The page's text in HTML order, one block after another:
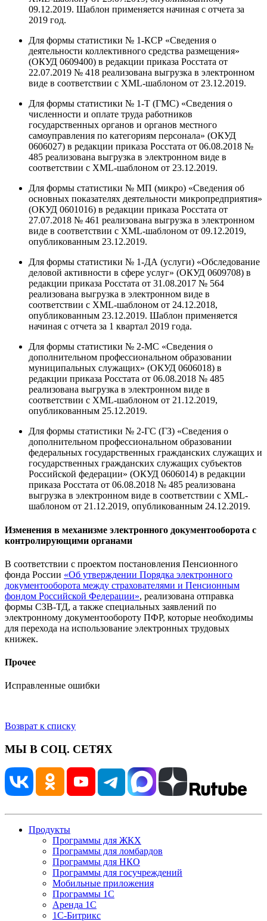
09.12.2019. Шаблон применяется начиная с отчета за
2019 год.
Для формы статистики № 1-КСР «Сведения о
деятельности коллективного средства размещения»
(ОКУД 0609400) в редакции приказа Росстата от
22.07.2019 № 418 реализована выгрузка в электронном
виде в соответствии с XML-шаблоном от 23.12.2019.
Для формы статистики № 1-Т (ГМС) «Сведения о
численности и оплате труда работников
государственных органов и органов местного
самоуправления по категориям персонала» (ОКУД
0606027) в редакции приказа Росстата от 06.08.2018 №
485 реализована выгрузка в электронном виде в
соответствии с XML-шаблоном от 23.12.2019.
Для формы статистики № МП (микро) «Сведения об
основных показателях деятельности микропредприятия»
(ОКУД 0601016) в редакции приказа Росстата от
27.07.2018 № 461 реализована выгрузка в электронном
виде в соответствии с XML-шаблоном от 09.12.2019,
опубликованным 23.12.2019.
Для формы статистики № 1-ДА (услуги) «Обследование
деловой активности в сфере услуг» (ОКУД 0609708) в
редакции приказа Росстата от 31.08.2017 № 564
реализована выгрузка в электронном виде в
соответствии с XML-шаблоном от 24.12.2018,
опубликованным 23.12.2019. Шаблон применяется
начиная с отчета за 1 квартал 2019 года.
Для формы статистики № 2-МС «Сведения о
дополнительном профессиональном образовании
муниципальных служащих» (ОКУД 0606018) в
редакции приказа Росстата от 06.08.2018 № 485
реализована выгрузка в электронном виде в
соответствии с XML-шаблоном от 21.12.2019,
опубликованным 25.12.2019.
Для формы статистики № 2-ГС (ГЗ) «Сведения о
дополнительном профессиональном образовании
федеральных государственных гражданских служащих и
государственных гражданских служащих субъектов
Российской федерации» (ОКУД 0606014) в редакции
приказа Росстата от 06.08.2018 № 485 реализована
выгрузка в электронном виде в соответствии с XML-
шаблоном от 21.12.2019, опубликованным 24.12.2019.
Изменения в механизме электронного документооборота с
контролирующими органами
В соответствии с проектом постановления Пенсионного
фонда России «Об утверждении Порядка электронного
документооборота между страхователями и Пенсионным
фондом Российской Федерации», реализована отправка
формы СЗВ-ТД, а также специальных заявлений по
электронному документообороту ПФР, которые необходимы
для перехода на использование электронных трудовых
книжек.
Прочее
Исправленные ошибки
Возврат к списку
МЫ В СОЦ. СЕТЯХ
Продукты
Программы для ЖКХ
Программы для ломбардов
Программы для НКО
Программы для госучреждений
Мобильные приложения
Программы 1С
Аренда 1С
1С-Битрикс